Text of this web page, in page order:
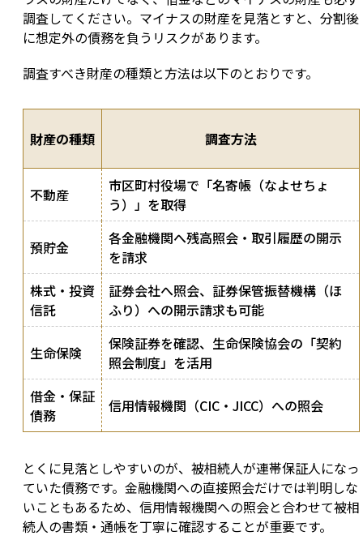
調査してください。マイナスの財産を見落とすと、分割後
に想定外の債務を負うリスクがあります。
調査すべき財産の種類と方法は以下のとおりです。
財産の種類 調査方法
不動産
市区町村役場で「名寄帳（なよせちょ
う）」を取得
預貯金
各金融機関へ残高照会・取引履歴の開示
を請求
株式・投資
信託
証券会社へ照会、証券保管振替機構（ほ
ふり）への開示請求も可能
生命保険
保険証券を確認、生命保険協会の「契約
照会制度」を活用
借金・保証
債務
信用情報機関（CIC・JICC）への照会
とくに見落としやすいのが、被相続人が連帯保証人になっ
ていた債務です。金融機関への直接照会だけでは判明しな
いこともあるため、信用情報機関への照会と合わせて被相
続人の書類・通帳を丁寧に確認することが重要です。